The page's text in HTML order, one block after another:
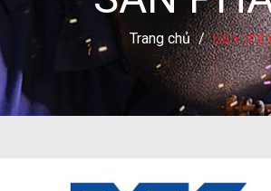
Trang chủ / Sản